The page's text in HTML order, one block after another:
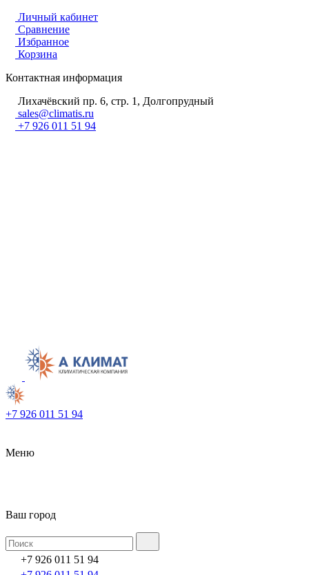
Личный кабинет
Сравнение
Избранное
Корзина
Контактная информация
Лихачёвский пр. 6, стр. 1, Долгопрудный
sales@climatis.ru
+7 926 011 51 94
+7 926 011 51 94
Меню
Ваш город
+7 926 011 51 94